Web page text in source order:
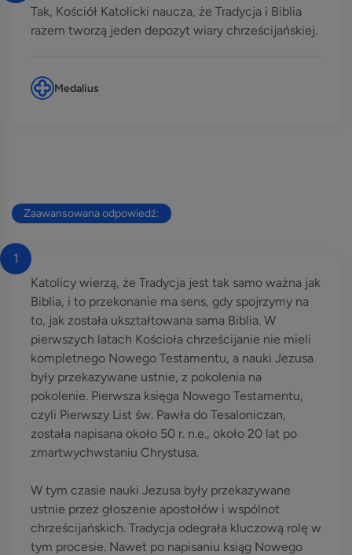
Tak, Kościół Katolicki naucza, że Tradycja i Biblia
razem tworzą jeden depozyt wiary chrześcijańskiej.
Medalius
Zaawansowana odpowiedź:
1
Katolicy wierzą, że Tradycja jest tak samo ważna jak
Biblia, i to przekonanie ma sens, gdy spojrzymy na
to, jak została ukształtowana sama Biblia. W
pierwszych latach Kościoła chrześcijanie nie mieli
kompletnego Nowego Testamentu, a nauki Jezusa
były przekazywane ustnie, z pokolenia na
pokolenie. Pierwsza księga Nowego Testamentu,
czyli Pierwszy List św. Pawła do Tesaloniczan,
została napisana około 50 r. n.e., około 20 lat po
zmartwychwstaniu Chrystusa.
W tym czasie nauki Jezusa były przekazywane
ustnie przez głoszenie apostołów i wspólnot
chrześcijańskich. Tradycja odegrała kluczową rolę w
tym procesie. Nawet po napisaniu ksiąg Nowego